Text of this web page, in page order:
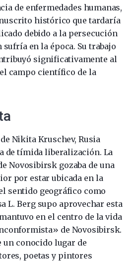
de enfermedades humanas,
histórico que tardaría
debido a la persecución
sufría en la época. Su trabajo
significativamente al
campo científico de la
Nikita Kruschev, Rusia
de tímida liberalización. La
Novosibirsk gozaba de una
por estar ubicada en la
sentido geográfico como
L. Berg supo aprovechar esta
en el centro de la vida
de Novosibirsk.
un conocido lugar de
poetas y pintores